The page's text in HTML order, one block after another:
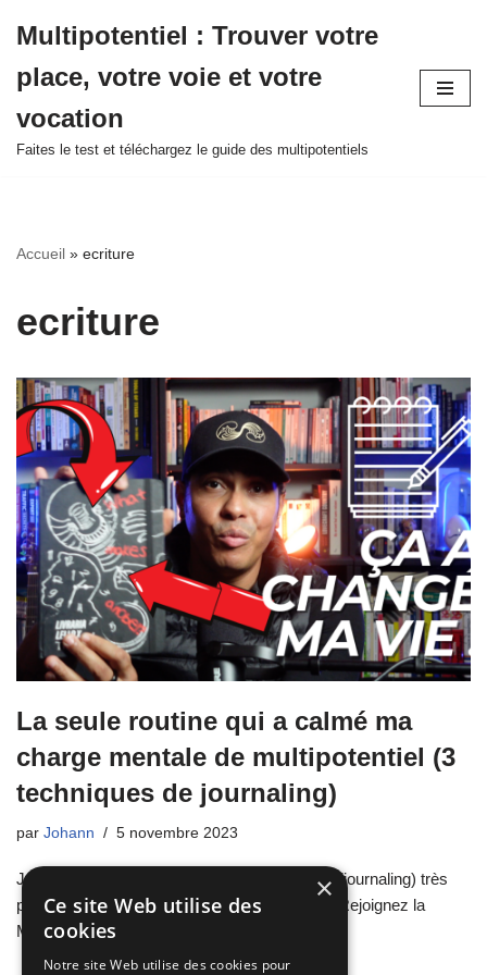
au
contenu
Multipotentiel : Trouver votre
place, votre voie et votre
vocation
Faites le test et téléchargez le guide des multipotentiels
Accueil » ecriture
ecriture
La seule routine qui a calmé ma
charge mentale de multipotentiel (3
techniques de journaling)
par Johann 5 novembre 2023
Je partage avec vous 3 techniques d’écriture (journaling) très
puissantes pour soulager la charge mentale : Rejoignez la
Méthode L.I.G.H.T.
×
Ce site Web utilise des
cookies
Notre site Web utilise des cookies pour